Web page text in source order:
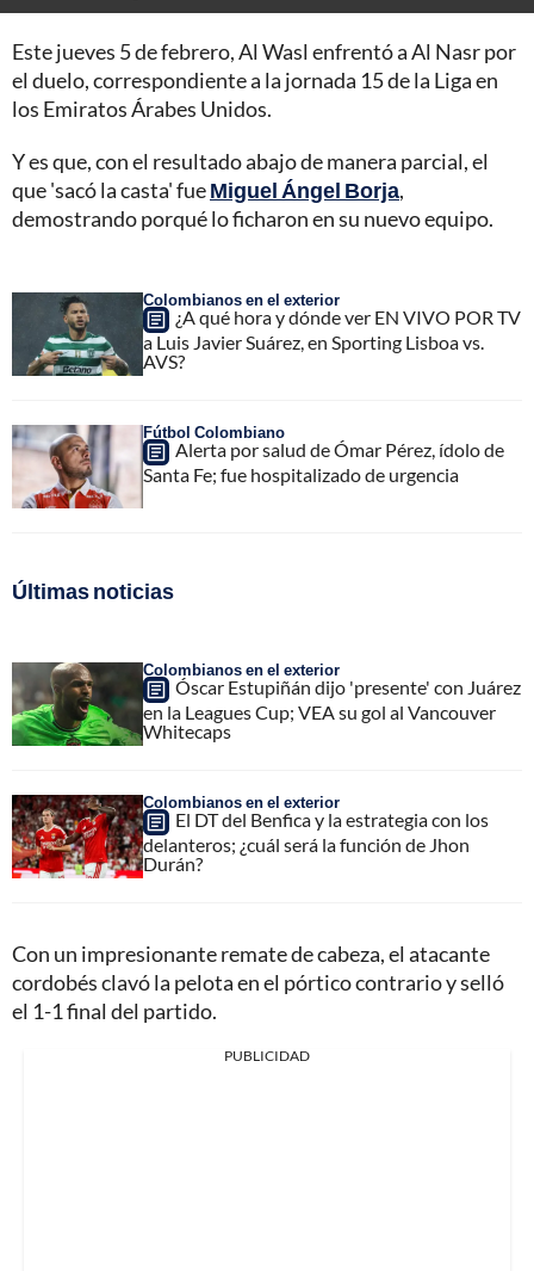
Este jueves 5 de febrero, Al Wasl enfrentó a Al Nasr por
el duelo, correspondiente a la jornada 15 de la Liga en
los Emiratos Árabes Unidos.
Y es que, con el resultado abajo de manera parcial, el
que 'sacó la casta' fueMiguel Ángel Borja,
demostrando porqué lo ficharon en su nuevo equipo.
Colombianos en el exterior
¿A qué hora y dónde ver EN VIVO POR TV
a Luis Javier Suárez, en Sporting Lisboa vs.
AVS?
Fútbol Colombiano
Alerta por salud de Ómar Pérez, ídolo de
Santa Fe; fue hospitalizado de urgencia
Últimas noticias
Colombianos en el exterior
Óscar Estupiñán dijo 'presente' con Juárez
en la Leagues Cup; VEA su gol al Vancouver
Whitecaps
Colombianos en el exterior
El DT del Benfica y la estrategia con los
delanteros; ¿cuál será la función de Jhon
Durán?
Con un impresionante remate de cabeza, el atacante
cordobés clavó la pelota en el pórtico contrario y selló
el 1-1 final del partido.
PUBLICIDAD